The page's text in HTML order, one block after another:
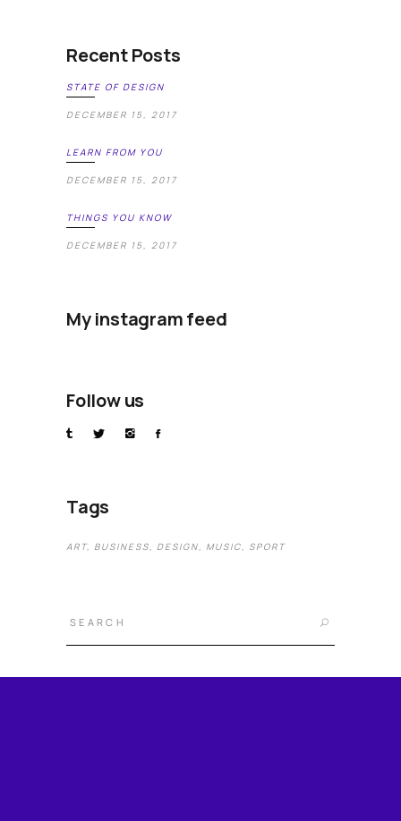
Recent Posts
STATE OF DESIGN
DECEMBER 15, 2017
LEARN FROM YOU
DECEMBER 15, 2017
THINGS YOU KNOW
DECEMBER 15, 2017
My instagram feed
Follow us
Tags
ART BUSINESS DESIGN MUSIC SPORT
for: